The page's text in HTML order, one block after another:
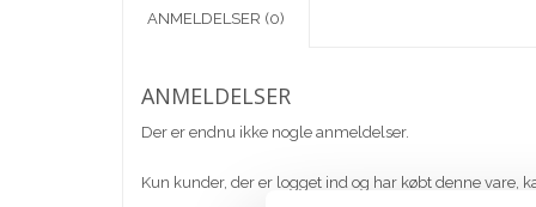
ANMELDELSER (0)
ANMELDELSER
Der er endnu ikke nogle anmeldelser.
Kun kunder, der er logget ind og har købt denne vare,